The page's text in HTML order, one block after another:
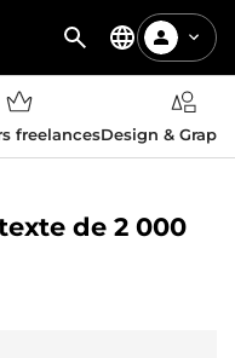
freelancesDesign &
de 2 000